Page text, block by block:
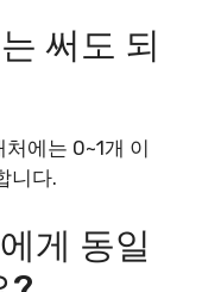
써도 되
에는 0~1개 이
니다.
게 동일